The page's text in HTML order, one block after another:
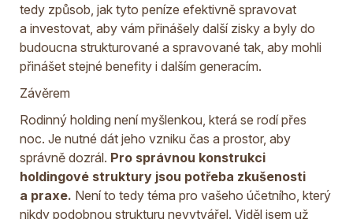
tedy způsob, jak tyto peníze efektivně spravovat
a investovat, aby vám přinášely další zisky a byly do
budoucna strukturované a spravované tak, aby mohli
přinášet stejné benefity i dalším generacím.
Závěrem
Rodinný holding není myšlenkou, která se rodí přes
noc. Je nutné dát jeho vzniku čas a prostor, aby
správně dozrál. Pro správnou konstrukci
holdingové struktury jsou potřeba zkušenosti
a praxe. Není to tedy téma pro vašeho účetního, který
nikdy podobnou strukturu nevytvářel. Viděl jsem už